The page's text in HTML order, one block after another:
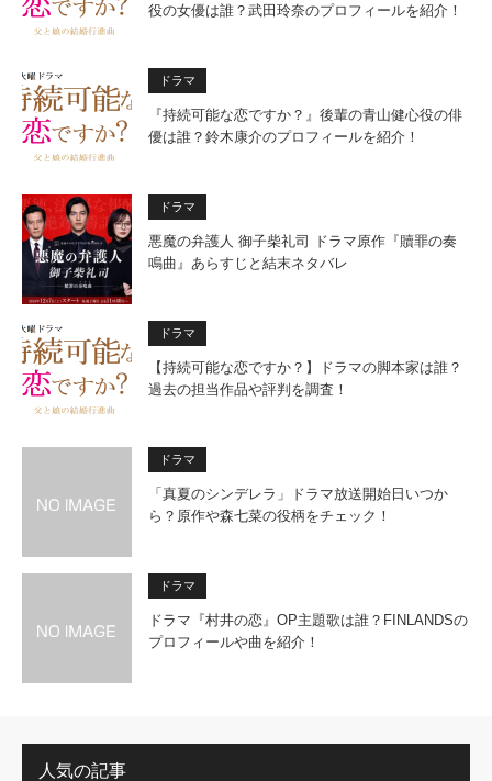
役の女優は誰？武田玲奈のプロフィールを紹介！
ドラマ
『持続可能な恋ですか？』後輩の青山健心役の俳
優は誰？鈴木康介のプロフィールを紹介！
ドラマ
悪魔の弁護人 御子柴礼司 ドラマ原作『贖罪の奏
鳴曲』あらすじと結末ネタバレ
ドラマ
【持続可能な恋ですか？】ドラマの脚本家は誰？
過去の担当作品や評判を調査！
ドラマ
「真夏のシンデレラ」ドラマ放送開始日いつか
ら？原作や森七菜の役柄をチェック！
ドラマ
ドラマ『村井の恋』OP主題歌は誰？FINLANDSの
プロフィールや曲を紹介！
人気の記事